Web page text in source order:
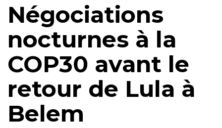
Négociations
nocturnes à la
COP30 avant le
retour de Lula à
Belem